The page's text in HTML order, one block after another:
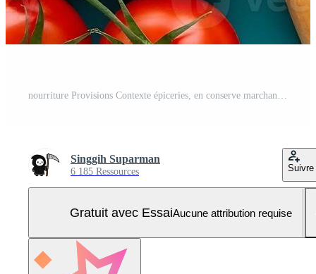
nourriture Provisions Contexte épiceries, en conserve marchandises, essentiel Photo Pro
Singgih Suparman
6 185 Ressources Suivre
Gratuit avec EssaiAucune attribution requise